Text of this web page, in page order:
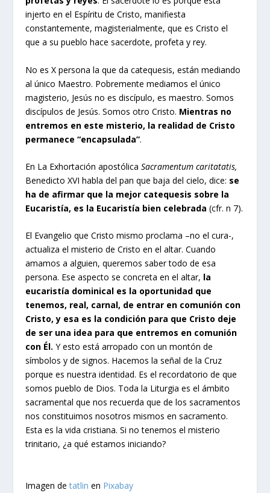
injerto en el Espíritu de Cristo, manifiesta
constantemente, magisterialmente, que es Cristo el
que a su pueblo hace sacerdote, profeta y rey.
No es X persona la que da catequesis, están mediando
al único Maestro. Pobremente mediamos el único
magisterio, Jesús no es discípulo, es maestro. Somos
discípulos de Jesús. Somos otro Cristo. Mientras no
entremos en este misterio, la realidad de Cristo
permanece “encapsulada”.
En La Exhortación apostólica Sacramentum caritatatis,
Benedicto XVI habla del pan que baja del cielo, dice: se
ha de afirmar que la mejor catequesis sobre la
Eucaristía, es la Eucaristía bien celebrada (cfr. n 7).
El Evangelio que Cristo mismo proclama –no el cura-,
actualiza el misterio de Cristo en el altar. Cuando
amamos a alguien, queremos saber todo de esa
persona. Ese aspecto se concreta en el altar, la
eucaristía dominical es la oportunidad que
tenemos, real, carnal, de entrar en comunión con
Cristo, y esa es la condición para que Cristo deje
de ser una idea para que entremos en comunión
con Él. Y esto está arropado con un montón de
símbolos y de signos. Hacemos la señal de la Cruz
porque es nuestra identidad. Es el recordatorio de que
somos pueblo de Dios. Toda la Liturgia es el ámbito
sacramental que nos recuerda que de los sacramentos
nos constituimos nosotros mismos en sacramento.
Esta es la vida cristiana. Si no tenemos el misterio
trinitario, ¿a qué estamos iniciando?
Imagen detatlin en Pixabay